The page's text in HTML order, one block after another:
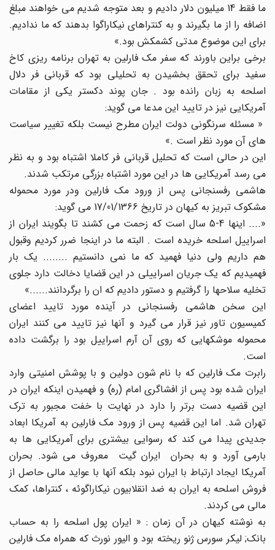
ما فقط 14 میلیون دلار دادیم و بعد متوجه شدیم می خواهند مبلغ
اضافه را از ما بگیرند و به کنتراهای نیکاراگوا بدهند که ما ندادیم.
برای این موضوع مدتی کشمکش بود.»
برخی براین باورند که سفر مک فارلین به تهران برنامه ریزی کاخ
سفید برای تحقق بخشیدن به تحلیلی بود که قربانی فر دلال
اسلحه به زبان رانده بود . جان پوند دکستر یکی از مقامات
آمریکایی نیز در تایید این مدعا می گوید:
« مسئله سرنگونی دولت ایران مطرح نیست بلکه تغییر سیاست
های آن مورد نظر است .»
این در حالی است که تحلیل قربانی فر کاملا اشتباه بود و به نظر
می رسد آمریکایی ها در این مورد اشتباه بزرگی مرتکب شدند.
هاشمی رفسنجانی پس از ورود مک فارلین ودر مورد محموله
مشکوک تبریز به کیهان در تاریخ 17/01/1366 می گوید:
«.... اینها 4-5 سال است که زحمت می کشند تا بگویند ایران از
اسراییل اسلحه خریده است . البته ما در اینجا ضرر کردیم وقبول
هم داریم ولی دنیا فهمید که ما نمی دانستیم ........ یک بار
فهمیدیم که یک جریان اسراییلی در این قضایا دخالت دارد جلوی
تخلیه سلاحها را گرفتیم و دستور دادیم که ان را برگردانند......»
این سخن هاشمی رفسنجانی در آینده مورد تایید اعضای
کمیسیون تاور نیز قرار می گیرد و آنها نیز تایید می کنند ایران
محموله موشکهایی که روی آن آرم اسراییل بود را برگشت داده
است.
رابرت مک فارلین که با نام شون دولین و با پوشش امنیتی وارد
ایران شده بود پس از افشاگری امام (ره) و فهمیدن اینکه ایران در
این قضیه دست برتر را دارد در نهایت با خفت مجبور به ترک
تهران شد. اما این قضیه پس از ورود مک فارلین به آمریکا ابعاد
جدیدی پیدا می کند که رسوایی بیشتری برای آمریکایی ها به
بارمی آورد و به بحران ایران گیت معروف می شود. بحران
آمریکا ایجاد ارتباط با ایران نبود بلکه آنها با عواید مالی حاصل از
فروش اسلحه به ایران به ضد انقلابیون نیکاراگوئه ، کنتراها، کمک
مالی می کردند.
به نوشته کیهان در آن زمان : « ایران پول اسلحه را به حساب
بانک; لیکر سورس ژنو ریخته بود و الیور نورث که همراه مک فارلین